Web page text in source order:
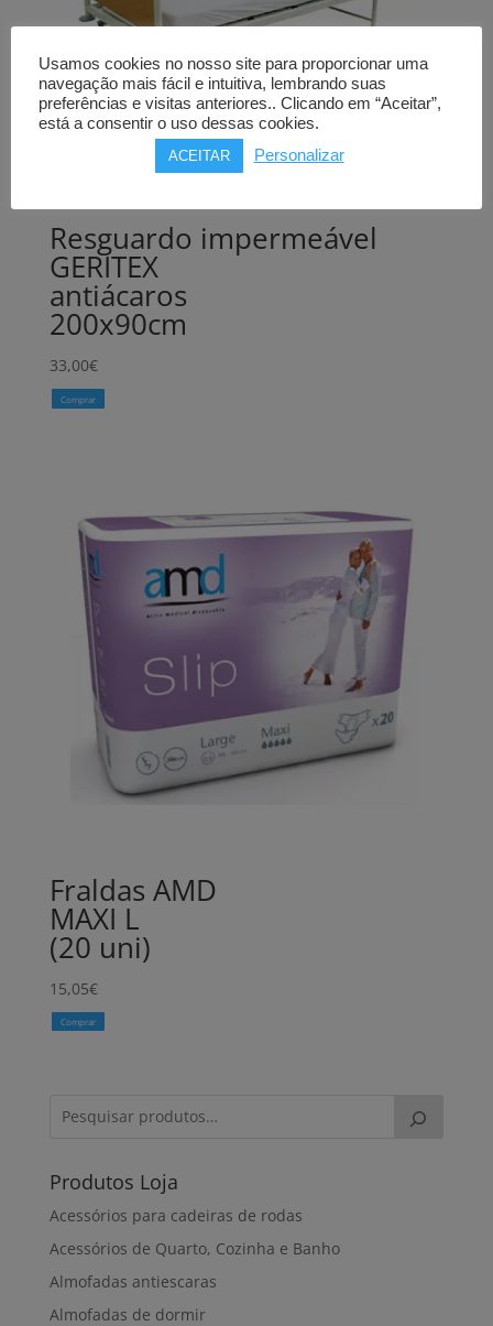
Resguardo impermeável
GERITEX
antiácaros
200x90cm
33,00€
Comprar
Fraldas AMD
MAXI L
(20 uni)
15,05€
Comprar
Produtos Loja
Acessórios para cadeiras de rodas
Acessórios de Quarto, Cozinha e Banho
Almofadas antiescaras
Almofadas de dormir
Usamos cookies no nosso site para proporcionar uma
navegação mais fácil e intuitiva, lembrando suas
preferências e visitas anteriores.. Clicando em “Aceitar”,
está a consentir o uso dessas cookies.
ACEITAR Personalizar